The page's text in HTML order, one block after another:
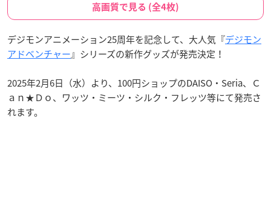
高画質で見る (全4枚)
デジモンアニメーション25周年を記念して、大人気『デジモン
アドベンチャー』シリーズの新作グッズが発売決定！
2025年2月6日（水）より、100円ショップのDAISO・Seria、Ｃ
ａｎ★Ｄｏ、ワッツ・ミーツ・シルク・フレッツ等にて発売さ
れます。